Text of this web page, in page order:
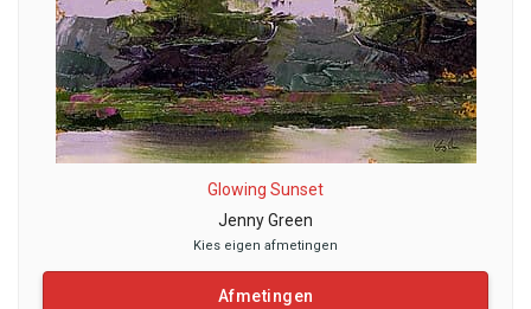
Glowing Sunset
Jenny Green
Kies eigen afmetingen
Afmetingen